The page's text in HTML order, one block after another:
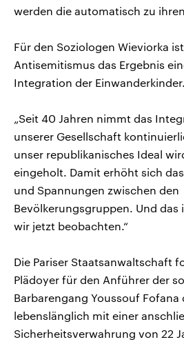
werden die automatisch zu
Für den Soziologen Wieviorka
Antisemitismus das Ergebnis
Integration der Einwanderkinder.
„Seit 40 Jahren nimmt das
unserer Gesellschaft
unser republikanisches Ideal
eingeholt. Damit erhöht sich
und Spannungen zwischen den
Bevölkerungsgruppen. Und das
wir jetzt beobachten.“
Die Pariser Staatsanwaltschaft
Plädoyer für den Anführer der
Barbarengang Youssouf
lebenslänglich mit einer
Sicherheitsverwahrung von 22